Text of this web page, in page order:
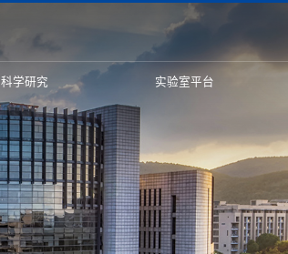
科学研究 实验室平台